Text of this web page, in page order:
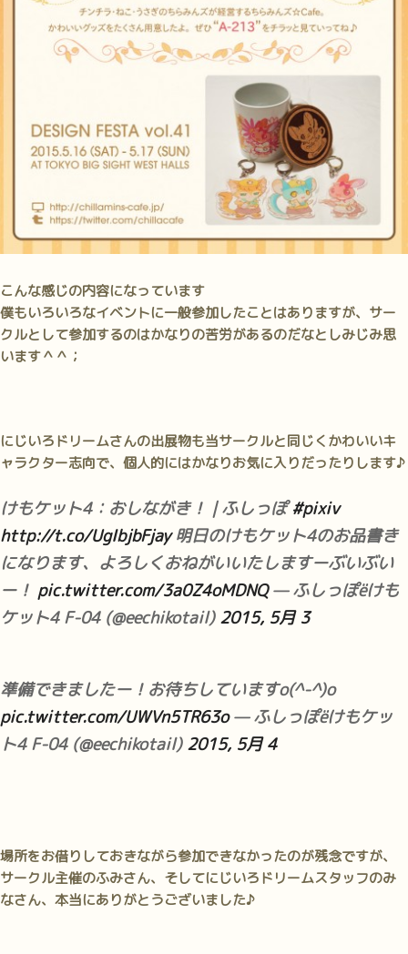
こんな感じの内容になっています
僕もいろいろなイベントに一般参加したことはありますが、サー
クルとして参加するのはかなりの苦労があるのだなとしみじみ思
います＾＾；
にじいろドリームさんの出展物も当サークルと同じくかわいいキ
ャラクター志向で、個人的にはかなりお気に入りだったりします♪
けもケット4：おしながき！ | ふしっぽ#pixiv
http://t.co/UgIbjbFjay明日のけもケット4のお品書き
になります、よろしくおねがいいたしますーぶいぶい
ー！ pic.twitter.com/3a0Z4oMDNQ— ふしっぽёけも
ケット4 F-04 (@eechikotail) 2015, 5月 3
準備できましたー！お待ちしていますo(^-^)o
pic.twitter.com/UWVn5TR63o— ふしっぽёけもケッ
ト4 F-04 (@eechikotail) 2015, 5月 4
場所をお借りしておきながら参加できなかったのが残念ですが、
サークル主催のふみさん、そしてにじいろドリームスタッフのみ
なさん、本当にありがとうございました♪